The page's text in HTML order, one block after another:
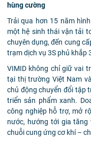
hùng cường
Trải qua hơn 15 năm
một hệ sinh thái vận tải
chuyên dụng, đến cung
trạm dịch vụ 3S phủ khắp
VIMID không chỉ giữ vai
tại thị trường Việt Nam
chủ động chuyển đổi tập
triển sản phẩm xanh.
công nghiệp hỗ trợ, mở
nước, hướng tới gia
chuỗi cung ứng cơ khí –